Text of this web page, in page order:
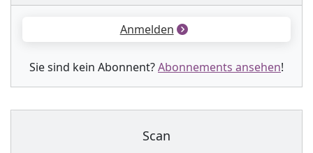
Anmelden
Sie sind kein Abonnent?Abonnements ansehen!
Scan